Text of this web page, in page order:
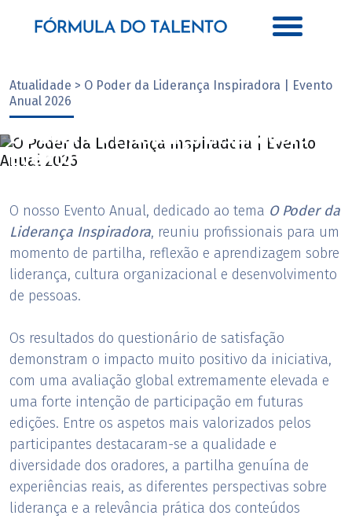
Atualidade > O Poder da Liderança Inspiradora | Evento
Anual 2026
O Poder da Liderança Inspiradora |
Evento Anual 2026
O nosso Evento Anual, dedicado ao tema O Poder da
Liderança Inspiradora, reuniu profissionais para um
momento de partilha, reflexão e aprendizagem sobre
liderança, cultura organizacional e desenvolvimento
de pessoas.
Os resultados do questionário de satisfação
demonstram o impacto muito positivo da iniciativa,
com uma avaliação global extremamente elevada e
uma forte intenção de participação em futuras
edições. Entre os aspetos mais valorizados pelos
participantes destacaram-se a qualidade e
diversidade dos oradores, a partilha genuína de
experiências reais, as diferentes perspectivas sobre
liderança e a relevância prática dos conteúdos